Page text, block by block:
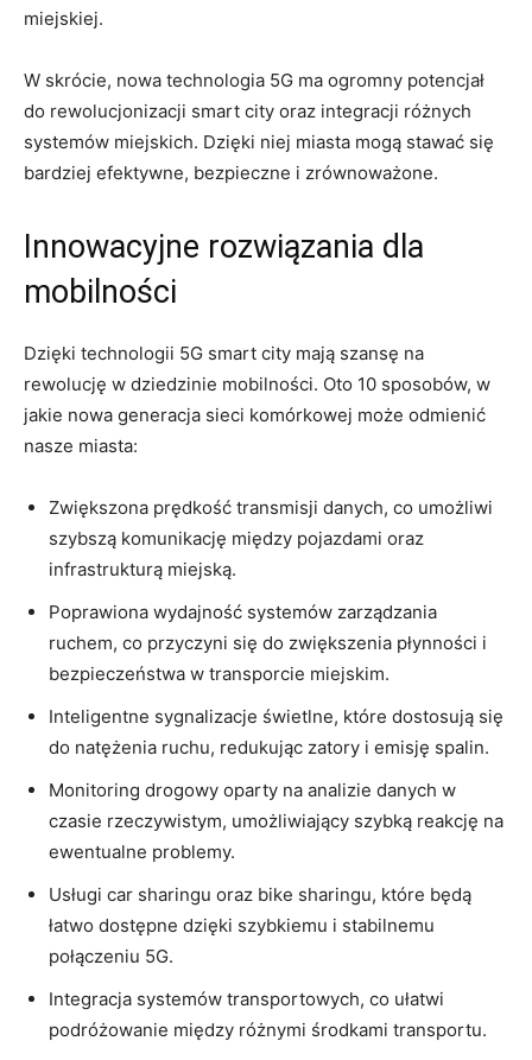
⁣miejskiej.
W skrócie, nowa technologia 5G⁣ ma ogromny potencjał
do rewolucjonizacji smart city oraz integracji różnych
‍systemów miejskich. ​Dzięki niej ‍miasta mogą stawać się
bardziej efektywne, bezpieczne i zrównoważone.
Innowacyjne rozwiązania dla
mobilności
Dzięki technologii‌ 5G smart city mają szansę na⁣
rewolucję w dziedzinie⁢ mobilności.‍ Oto 10 sposobów, w ​
jakie​ nowa generacja sieci‍ komórkowej ⁤może odmienić
nasze⁤ miasta:
Zwiększona prędkość transmisji⁣ danych, co umożliwi
‌szybszą komunikację między ⁢pojazdami oraz
infrastrukturą miejską.
Poprawiona wydajność systemów zarządzania
ruchem, ​co przyczyni ‌się do zwiększenia płynności i
bezpieczeństwa w ​transporcie miejskim.
Inteligentne‍ sygnalizacje​ świetlne, które dostosują się
⁤do natężenia ruchu, redukując zatory i emisję‍ spalin.
Monitoring drogowy oparty‌ na analizie danych w
czasie rzeczywistym, umożliwiający szybką reakcję ⁢na
‍ewentualne problemy.
Usługi car⁣ sharingu oraz bike sharingu, które będą
łatwo dostępne dzięki szybkiemu i stabilnemu
połączeniu ⁣5G.
Integracja⁢ systemów transportowych, ⁣co ułatwi
podróżowanie między różnymi środkami transportu.